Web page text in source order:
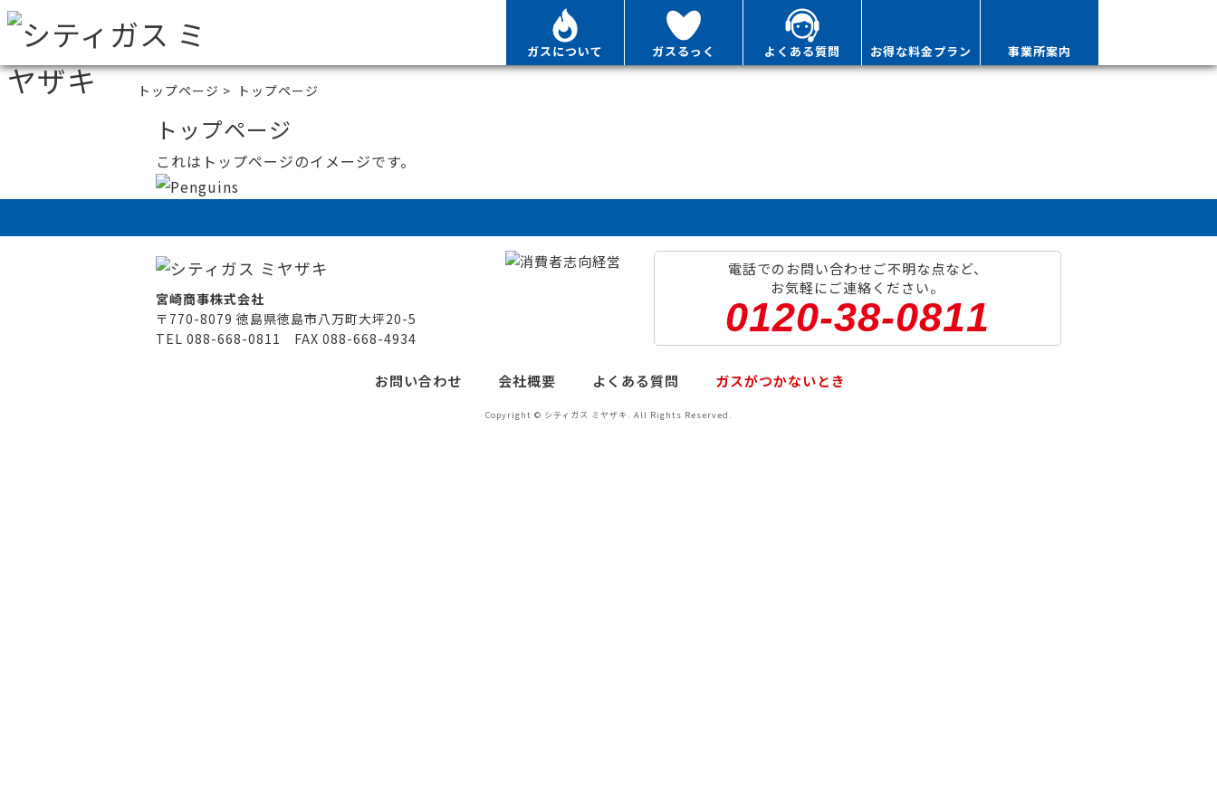
ガスについて ガスるっく よくある質問 お得な料金プラン 事業所案内
トップページ > トップページ
トップページ
これはトップページのイメージです。
宮崎商事株式会社
〒770-8079 徳島県徳島市八万町大坪20-5
TEL 088-668-0811 FAX 088-668-4934
電話でのお問い合わせご不明な点など、
お気軽にご連絡ください。
0120-38-0811
お問い合わせ 会社概要 よくある質問 ガスがつかないとき
Copyright © シティガス ミヤザキ. All Rights Reserved.